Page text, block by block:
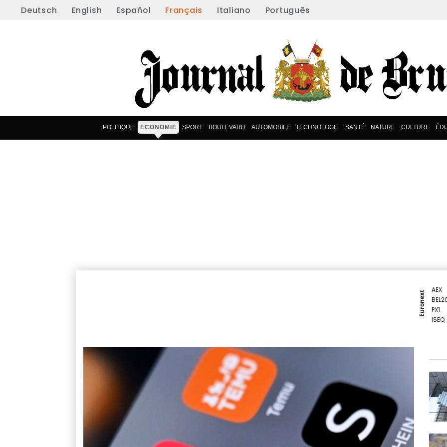
Deutsch English Español Français Italiano Português
POLITIQUE ECONOMIE SPORT BOULEVARD AUTOMOBILE TECHNOLOGIE SANTÉ NATURE CULTURE
Euronext
AEX
PX1
ISEQ